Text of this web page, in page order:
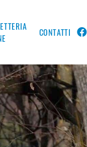
CONTATTI